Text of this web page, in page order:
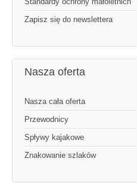
Zapisz się do newslettera
Nasza oferta
Nasza cała oferta
Przewodnicy
Spływy kajakowe
Znakowanie szlaków